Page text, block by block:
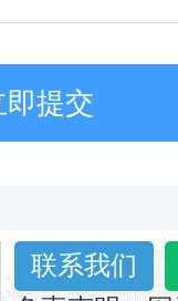
即提交
联系我们